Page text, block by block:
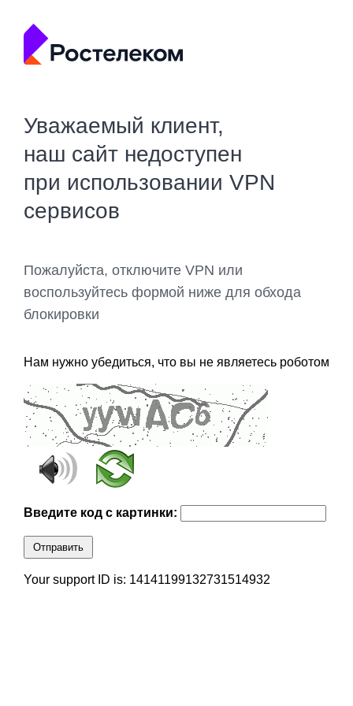
Уважаемый клиент,
наш сайт недоступен
при использовании VPN
сервисов
Пожалуйста, отключите VPN или
воспользуйтесь формой ниже для обхода
блокировки
Нам нужно убедиться, что вы не являетесь роботом
Введите код с картинки:
Отправить
Your support ID is: 14141199132731514932